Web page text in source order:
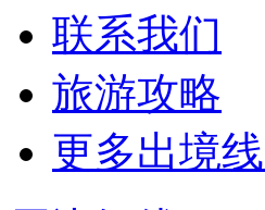
联系我们
旅游攻略
更多出境